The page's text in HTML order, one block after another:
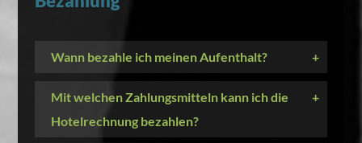
Wann bezahle ich meinen Aufenthalt? +
Mit welchen Zahlungsmitteln kann ich die
Hotelrechnung bezahlen?
+